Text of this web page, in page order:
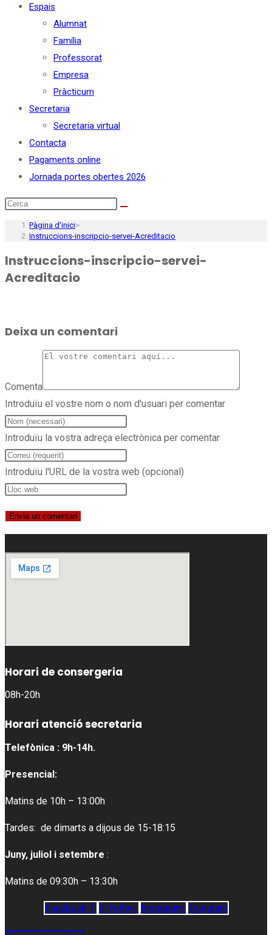
Espais
Alumnat
Família
Professorat
Empresa
Pràcticum
Secretaria
Secretaria virtual
Contacta
Pagaments online
Jornada portes obertes 2026
Pàgina d'inici>
Instruccions-inscripcio-servei-Acreditacio
Instruccions-inscripcio-servei-
Acreditacio
Deixa un comentari
Comenta
Introduïu el vostre nom o nom d'usuari per comentar
Introduïu la vostra adreça electrònica per comentar
Introduïu l'URL de la vostra web (opcional)
Horari de consergeria
08h-20h
Horari atenció secretaria
Telefònica : 9h-14h.
Presencial:
Matins de 10h – 13:00h
Tardes: de dimarts a dijous de 15-18:15
Juny, juliol i setembre :
Matins de 09:30h – 13:30h
Facebook-f X-twitter Instagram Telegram